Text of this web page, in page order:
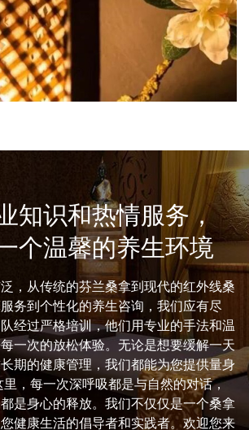
知识和热情服务，
个温馨的养生环境
，从传统的芬兰桑拿到现代的红外线桑
务到个性化的养生咨询，我们应有尽
经过严格培训，他们用专业的手法和温
一次的放松体验。无论是想要缓解一天
期的健康管理，我们都能为您提供量身
，每一次深呼吸都是与自然的对话，
是身心的释放。我们不仅仅是一个桑拿
健康生活的倡导者和实践者。欢迎您来